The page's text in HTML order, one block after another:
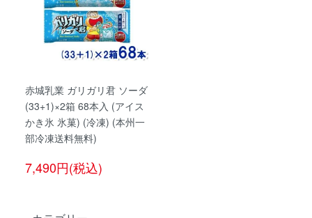
赤城乳業 ガリガリ君 ソーダ
(33+1)×2箱 68本入 (アイス
かき氷 氷菓) (冷凍) (本州一
部冷凍送料無料)
7,490円(税込)